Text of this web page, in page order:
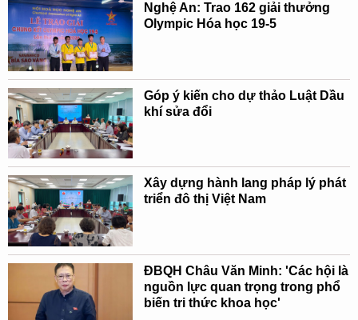
Nghệ An: Trao 162 giải thưởng
Olympic Hóa học 19-5
Góp ý kiến cho dự thảo Luật Dầu
khí sửa đổi
Xây dựng hành lang pháp lý phát
triển đô thị Việt Nam
ĐBQH Châu Văn Minh: 'Các hội là
nguồn lực quan trọng trong phổ
biến tri thức khoa học'